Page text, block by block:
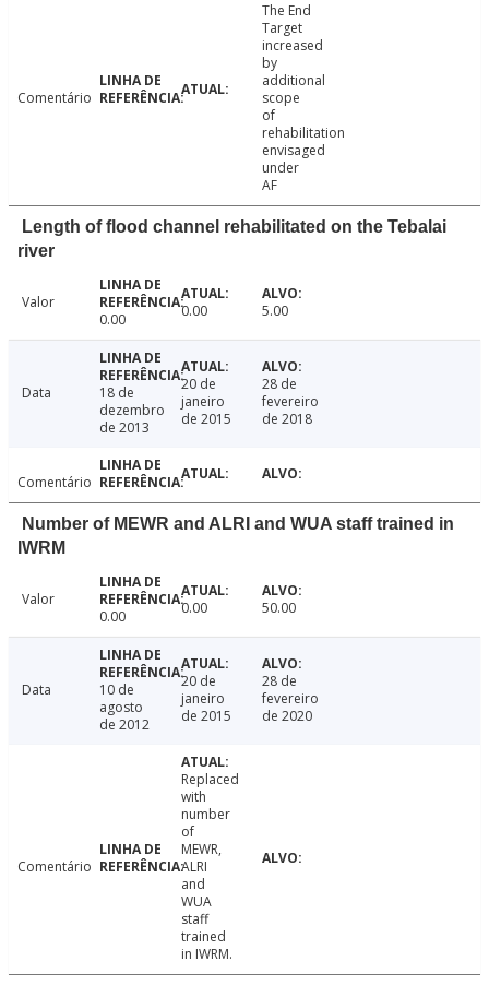
Comentário
The End
Target
increased
by
additional
scope
of
rehabilitation
envisaged
under
AF
Length of flood channel rehabilitated on the Tebalai
river
Valor
0.00
0.00 5.00
Data
18 de
dezembro
de 2013
20 de
janeiro
de 2015
28 de
fevereiro
de 2018
Comentário
Number of MEWR and ALRI and WUA staff trained in
IWRM
Valor
0.00
0.00 50.00
Data
10 de
agosto
de 2012
20 de
janeiro
de 2015
28 de
fevereiro
de 2020
Comentário
Replaced
with
number
of
MEWR,
ALRI
and
WUA
staff
trained
in IWRM.